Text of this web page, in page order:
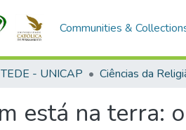
Communities &
TEDE - UNICAP Ciências da
está na terra: